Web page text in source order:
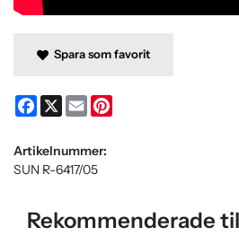
Spara som favorit
Facebook
X Email
Artikelnummer:
SUN R-6417/05
Rekommenderade